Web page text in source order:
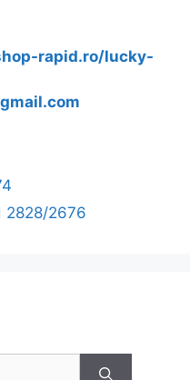
rapid.ro/lucky-
2828/2676